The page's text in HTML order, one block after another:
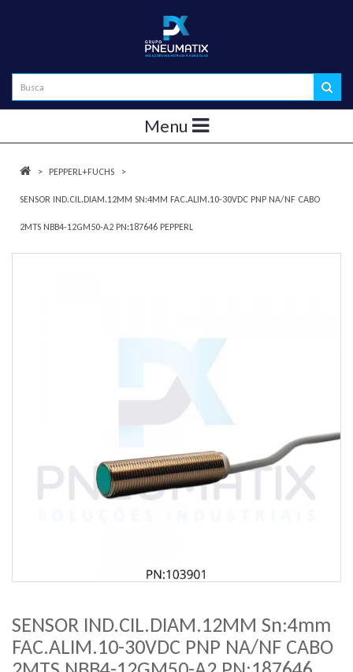
Menu
PEPPERL+FUCHS
SENSOR IND.CIL.DIAM.12MM SN:4MM FAC.ALIM.10-30VDC PNP NA/NF CABO
2MTS NBB4-12GM50-A2 PN:187646 PEPPERL
SENSOR IND.CIL.DIAM.12MM Sn:4mm
FAC.ALIM.10-30VDC PNP NA/NF CABO